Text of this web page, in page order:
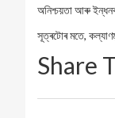
অনিশ্চয়তা আৰু ইন্ধনৰ
সূত্ৰটোৰ মতে,
Share